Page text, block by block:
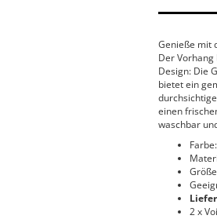
Genieße mit
Der
Design: Die
bietet ein
einen
waschbar
2 x